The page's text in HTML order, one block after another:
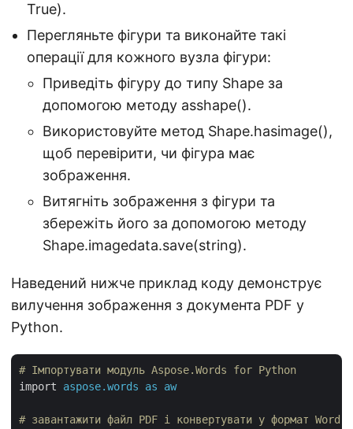
True).
Перегляньте фігури та виконайте такі
операції для кожного вузла фігури:
Приведіть фігуру до типу Shape за
допомогою методу asshape().
Використовуйте метод Shape.hasimage(),
щоб перевірити, чи фігура має
зображення.
Витягніть зображення з фігури та
збережіть його за допомогою методу
Shape.imagedata.save(string).
Наведений нижче приклад коду демонструє
вилучення зображення з документа PDF у
Python.
# Імпортувати модуль Aspose.Words for Python
import
aspose.words as aw
# завантажити файл PDF і конвертувати у формат Word